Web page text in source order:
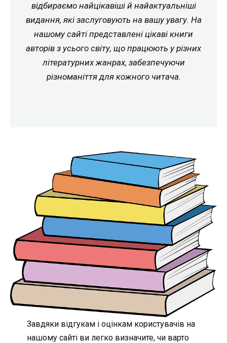
відбираємо найцікавіші й найактуальніші
видання, які заслуговують на вашу увагу. На
нашому сайті представлені цікаві книги
авторів з усього світу, що працюють у різних
літературних жанрах, забезпечуючи
різноманіття для кожного читача.
Завдяки відгукам і оцінкам користувачів на
нашому сайті ви легко визначите, чи варто